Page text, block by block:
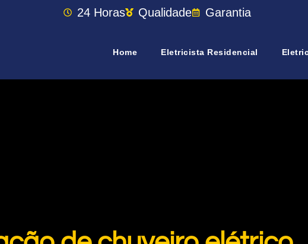
24 Horas Qualidade Garantia
Home Eletricista Residencial